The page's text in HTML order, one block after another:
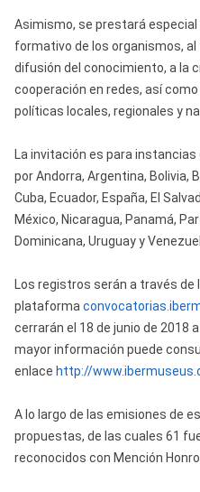
Asimismo, se prestará
formativo de los organismos,
difusión del conocimiento, a la
cooperación en redes, así
políticas locales, regionales y
La invitación es para
por Andorra, Argentina, Bolivia,
Cuba, Ecuador, España, El
México, Nicaragua, Panamá,
Dominicana, Uruguay y
Los registros serán a través de
plataforma
cerrarán el 18 de junio de 2018
mayor información puede
enlace http://
A lo largo de las emisiones de
propuestas, de las cuales 61
reconocidos con Mención